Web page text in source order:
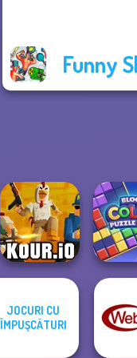
Funny
Kour.io
Block
Puzzle
JOCURI CU
ÎMPUŞCĂTURI